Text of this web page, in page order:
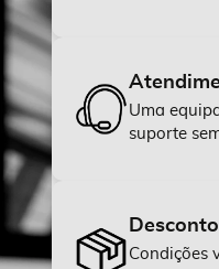
Uma
suporte
Condições